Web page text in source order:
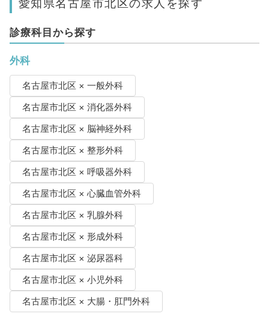
愛知県名古屋市北区の求人を探す
診療科目から探す
外科
名古屋市北区 × 一般外科
名古屋市北区 × 消化器外科
名古屋市北区 × 脳神経外科
名古屋市北区 × 整形外科
名古屋市北区 × 呼吸器外科
名古屋市北区 × 心臓血管外科
名古屋市北区 × 乳腺外科
名古屋市北区 × 形成外科
名古屋市北区 × 泌尿器科
名古屋市北区 × 小児外科
名古屋市北区 × 大腸・肛門外科